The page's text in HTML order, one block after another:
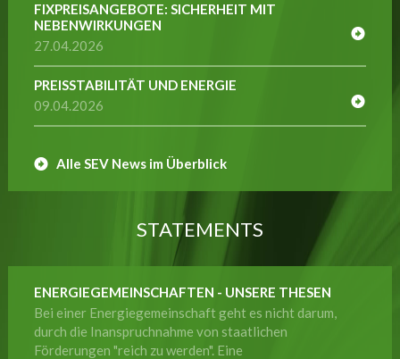
FIXPREISANGEBOTE: SICHERHEIT MIT
NEBENWIRKUNGEN
27.04.2026
PREISSTABILITÄT UND ENERGIE
09.04.2026
Alle SEV News im Überblick
STATEMENTS
ENERGIEGEMEINSCHAFTEN - UNSERE THESEN
Bei einer Energiegemeinschaft geht es nicht darum,
durch die Inanspruchnahme von staatlichen
Förderungen "reich zu werden". Eine